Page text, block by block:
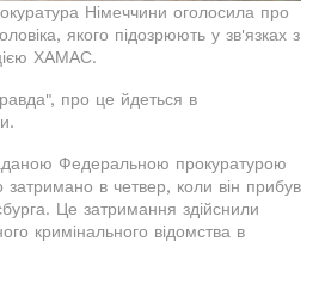
Німеччини оголосила про
якого підозрюють у зв'язках з
ХАМАС.
про це йдеться в
Федеральною прокуратурою
затримано в четвер, коли він прибув
Це затримання здійснили
кримінального відомства в